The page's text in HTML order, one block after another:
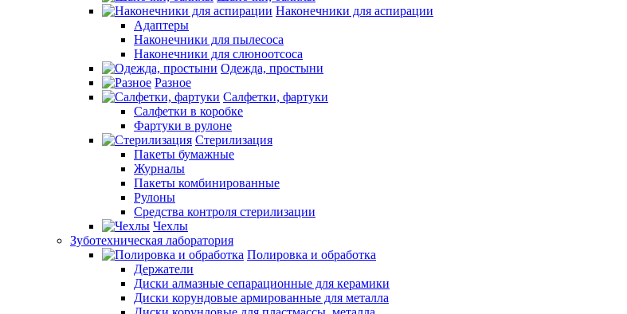
Наконечники для аспирации
Адаптеры
Наконечники для пылесоса
Наконечники для слюноотсоса
Одежда, простыни
Разное
Салфетки, фартуки
Салфетки в коробке
Фартуки в рулоне
Стерилизация
Пакеты бумажные
Журналы
Пакеты комбинированные
Рулоны
Средства контроля стерилизации
Чехлы
Зуботехническая лаборатория
Полировка и обработка
Держатели
Диски алмазные сепарационные для керамики
Диски корундовые армированные для металла